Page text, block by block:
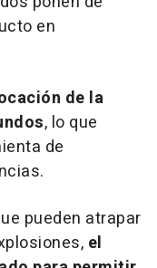
en
de la
, lo que
de
pueden atrapar
el